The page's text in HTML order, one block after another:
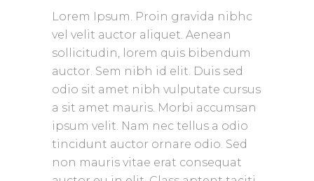
Lorem Ipsum. Proin gravida nibhc
vel velit auctor aliquet. Aenean
sollicitudin, lorem quis bibendum
auctor. Sem nibh id elit. Duis sed
odio sit amet nibh vulputate cursus
a sit amet mauris. Morbi accumsan
ipsum velit. Nam nec tellus a odio
tincidunt auctor ornare odio. Sed
non mauris vitae erat consequat